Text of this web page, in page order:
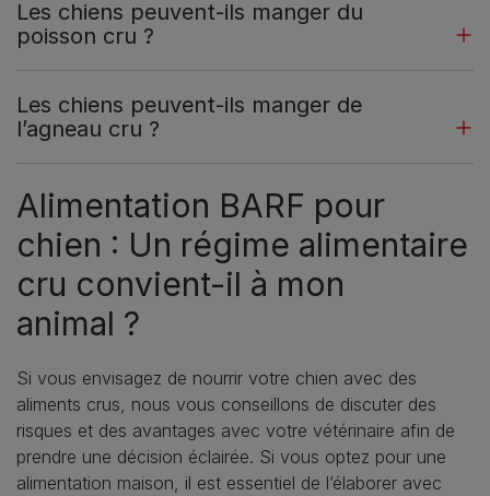
Les chiens peuvent-ils manger du
poisson cru ?
Les chiens peuvent-ils manger de
l’agneau cru ?
Alimentation BARF pour
chien : Un régime alimentaire
cru convient-il à mon
animal ?
Si vous envisagez de nourrir votre chien avec des
aliments crus, nous vous conseillons de discuter des
risques et des avantages avec votre vétérinaire afin de
prendre une décision éclairée. Si vous optez pour une
alimentation maison, il est essentiel de l’élaborer avec